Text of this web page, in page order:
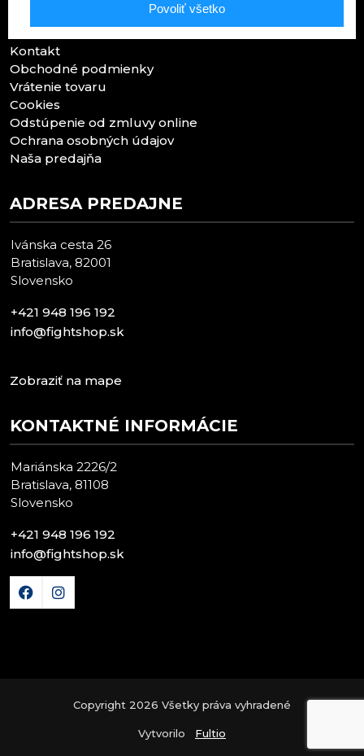
Kontakt
Obchodné podmienky
Vrátenie tovaru
Cookies
Odstúpenie od zmluvy online
Ochrana osobných údajov
Naša predajňa
ADRESA PREDAJNE
Ivánska cesta 26
Bratislava, 82001
Slovensko
+421 948 196 192
info@fightshop.sk
Zobraziť na mape
KONTAKTNÉ INFORMÁCIE
Mariánska 2226/2
Bratislava, 81108
Slovensko
+421 948 196 192
info@fightshop.sk
Copyright 2026 Všetky práva vyhradené
Vytvorilo Fultio
Povoliť všetko